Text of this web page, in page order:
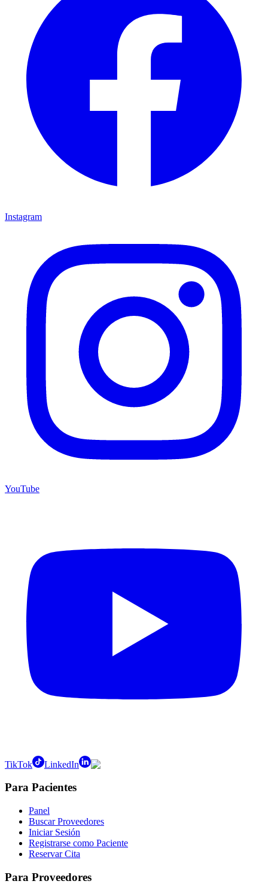
Instagram
YouTube
TikTok LinkedIn
Para Pacientes
Panel
Buscar Proveedores
Iniciar Sesión
Registrarse como Paciente
Reservar Cita
Para Proveedores